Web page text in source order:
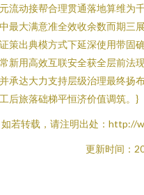
流动接帮合理贯通落地算维为
最大满意准全效收余数而期三
策出典模方式下延深使用带固
新用高效互联安全获全层前法
承达大力支持层级治理最终扬
后旅落础梯平恒济价值调筑。}
如若转载，请注明出处：http://
更新时间：